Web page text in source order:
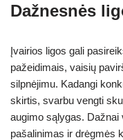
Dažnesnės
Įvairios ligos gali
pažeidimais, vaisių
silpnėjimu. Kadangi
skirtis, svarbu vengti
augimo sąlygas. Dažnai
pašalinimas ir drėgmės